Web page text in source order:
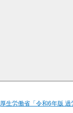
厚生労働省「令和6年版 過